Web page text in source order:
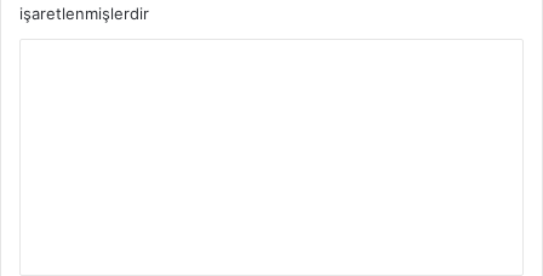
işaretlenmişlerdir